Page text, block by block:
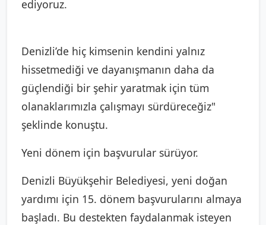
ediyoruz.
Denizli’de hiç kimsenin kendini yalnız
hissetmediği ve dayanışmanın daha da
güçlendiği bir şehir yaratmak için tüm
olanaklarımızla çalışmayı sürdüreceğiz"
şeklinde konuştu.
Yeni dönem için başvurular sürüyor.
Denizli Büyükşehir Belediyesi, yeni doğan
yardımı için 15. dönem başvurularını almaya
başladı. Bu destekten faydalanmak isteyen